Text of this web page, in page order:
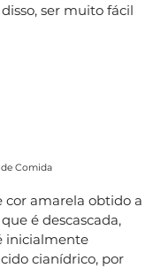
ser muito fácil
Comida
amarela obtido a
é descascada,
inicialmente
cianídrico, por